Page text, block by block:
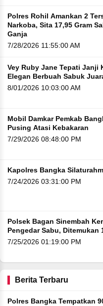
Polres Rohil Amankan 2
Narkoba, Sita 17,95 Gram
Ganja
7/28/2026 11:55:00 AM
Vey Ruby Jane Tepati Janji
Elegan Berbuah Sabuk
8/01/2026 10:03:00 AM
Mobil Damkar Pemkab
Pusing Atasi Kebakaran
7/29/2026 08:48:00 PM
Kapolres Bangka
7/24/2026 03:31:00 PM
Polsek Bagan Sinembah
Pengedar Sabu,
7/25/2026 01:19:00 PM
Berita Terbaru
Polres Bangka Tempatkan